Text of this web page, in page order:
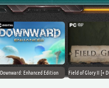
Downward: Enhanced Edition
Field of Glory II [+